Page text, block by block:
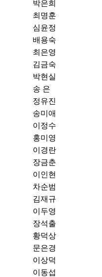
박은희
최명훈
심윤정
배용숙
최은영
김금숙
박현실
송 은
정유진
송미애
이정수
홍미영
이경란
장금춘
이인현
차순범
김재규
이두영
장석출
황덕상
문은경
이상덕
이동섭